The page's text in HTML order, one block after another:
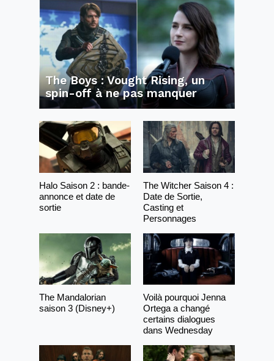
The Boys : Vought Rising, un
spin-off à ne pas manquer
Halo Saison 2 : bande-
annonce et date de
sortie
The Witcher Saison 4 :
Date de Sortie,
Casting et
Personnages
The Mandalorian
saison 3 (Disney+)
Voilà pourquoi Jenna
Ortega a changé
certains dialogues
dans Wednesday